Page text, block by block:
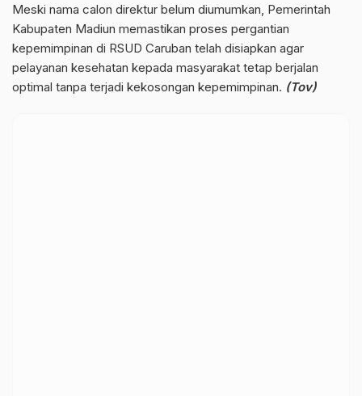
Meski nama calon direktur belum diumumkan, Pemerintah
Kabupaten Madiun memastikan proses pergantian
kepemimpinan di RSUD Caruban telah disiapkan agar
pelayanan kesehatan kepada masyarakat tetap berjalan
optimal tanpa terjadi kekosongan kepemimpinan. (Tov)